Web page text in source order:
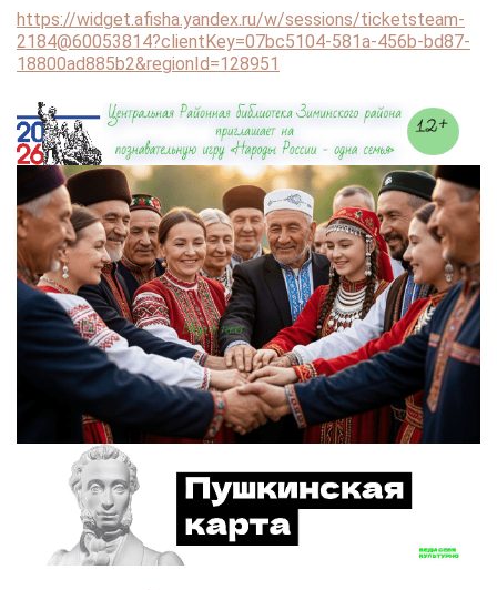
https://widget.afisha.yandex.ru/w/sessions/ticketsteam-
2184@60053814?clientKey=07bc5104-581a-456b-bd87-
18800ad885b2&regionId=128951